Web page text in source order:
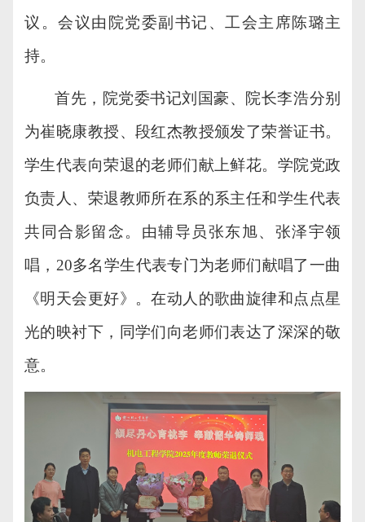
议 。 会议由 院党委副书记 、工会主席陈璐主
持。
首先， 院党委书记刘国豪、 院长李浩分别
为崔晓康教授、段红杰教授颁发了荣誉证书。
学生代表向荣退的老师们献上鲜花。学院党政
负责人、荣退教师所在系的系主任和学生代表
共同合影留念。由辅导员张东旭、张泽宇领
唱， 20多名学生代表专门为老师们献唱了一曲
《明天会更好》 。在动人 的歌曲旋律和点点星
光的映衬下，同学们向老师们表达了深深的敬
意。